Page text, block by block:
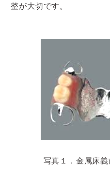
整が大切です。
写真１．金属床義